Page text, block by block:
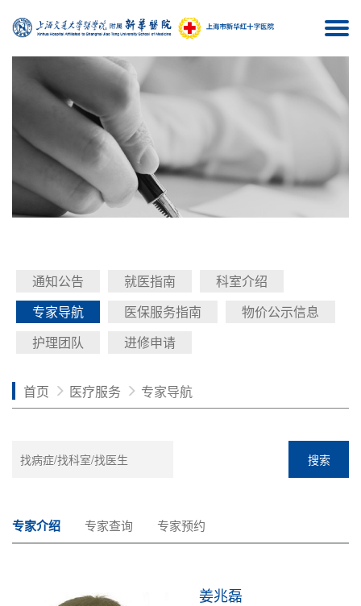
通知公告 就医指南
科室介绍
专家导航
医保服务指南
物价公示信息
护理团队
进修申请
首页 医疗服务 专家导航
搜索
专家介绍 专家查询 专家预约
姜兆磊